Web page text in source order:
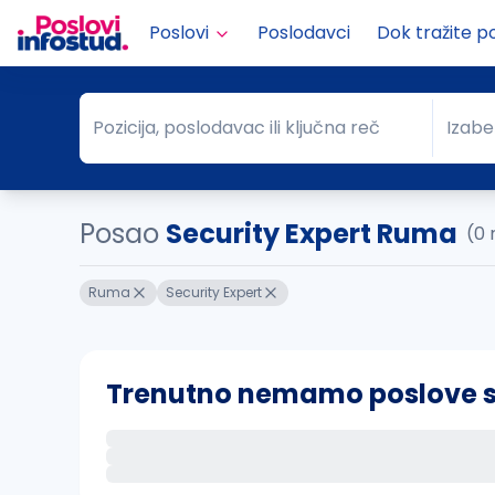
Poslovi Poslodavci Dok tražite
Pozicija, poslodavac ili ključna reč
Pozicija, poslodavac ili ključna reč Grad
Posao Security Expert Ruma (0
Ruma Security Expert
Trenutno nemamo poslove